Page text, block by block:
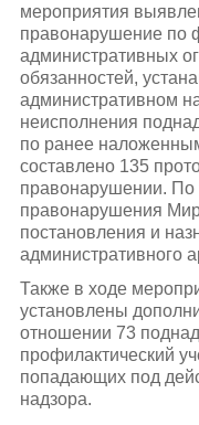
мероприятия
правонарушение по
административных
обязанностей,
административном
неисполнения
по ранее
составлено 135
правонарушении.
правонарушения
постановления и
административного
Также в ходе
установлены
отношении 73
профилактический
попадающих под
надзора.